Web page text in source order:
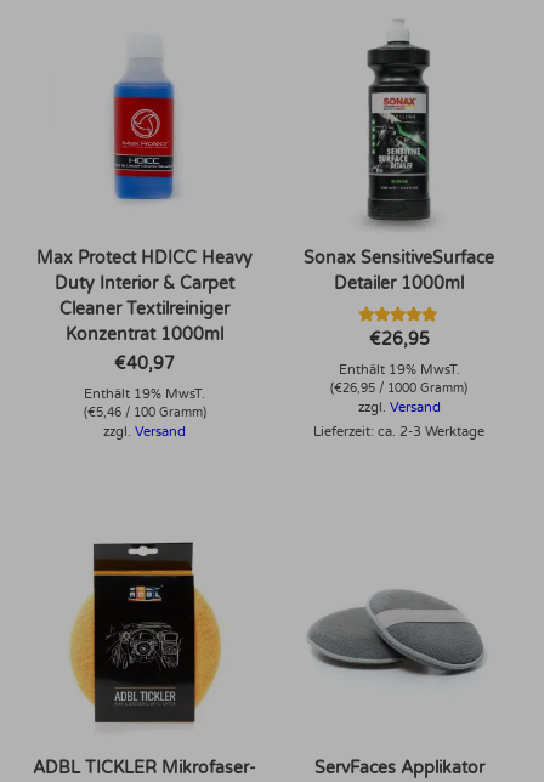
Max Protect HDICC Heavy
Duty Interior & Carpet
Cleaner Textilreiniger
Konzentrat 1000ml
€40,97
Enthält 19% MwsT.
(€5,46/ 100 Gramm)
zzgl.Versand
Sonax SensitiveSurface
Detailer 1000ml
Bewertet mit
5.00
von 5
€26,95
Enthält 19% MwsT.
(€26,95 / 1000 Gramm)
zzgl. Versand
Lieferzeit: ca. 2-3 Werktage
ADBL TICKLER Mikrofaser-
ServFaces Applikator